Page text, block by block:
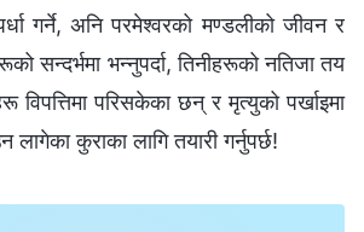
गर्ने, अनि परमेश्‍वरको मण्डलीको जीवन र
सन्दर्भमा भन्‍नुपर्दा, तिनीहरूको नतिजा तय
परिसकेका छन् र मृत्युको पर्खाइमा
कुराका लागि तयारी गर्नुपर्छ!